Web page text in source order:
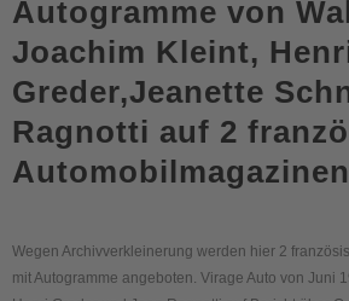
Autogramme von
Joachim Kleint,
Greder,Jeanette
Ragnotti auf 2
Automobilmagazinen
Wegen Archivverkleinerung werden hier 2
mit Autogramme angeboten. Virage Auto von Juni